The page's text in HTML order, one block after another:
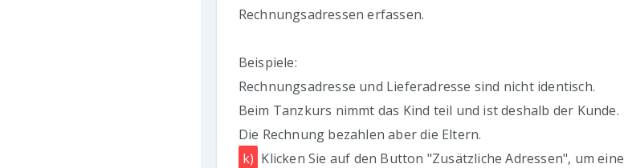
Rechnungsadressen erfassen.
Beispiele:
Rechnungsadresse und Lieferadresse sind nicht identisch.
Beim Tanzkurs nimmt das Kind teil und ist deshalb der Kunde.
Die Rechnung bezahlen aber die Eltern.
k) Klicken Sie auf den Button "Zusätzliche Adressen", um eine